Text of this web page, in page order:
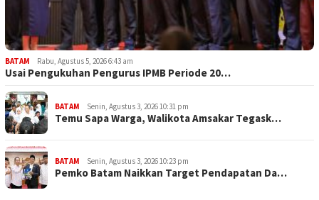
BATAM Rabu, Agustus 5, 2026 6:43 am
Usai Pengukuhan Pengurus IPMB Periode 20…
BATAM Senin, Agustus 3, 2026 10:31 pm
Temu Sapa Warga, Walikota Amsakar Tegask…
BATAM Senin, Agustus 3, 2026 10:23 pm
Pemko Batam Naikkan Target Pendapatan Da…